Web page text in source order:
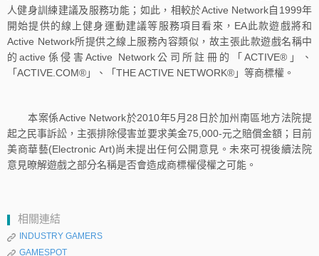
人健身訓練建議及服務功能；如此，相較於Active Network自1999年
開始提供的線上健身運動建議等服務項目看來，EA此款遊戲將和
Active Network所提供之線上服務內容類似，故主張此款遊戲名稱中
的active係侵害Active Network公司所註冊的「ACTIVE®」、
「ACTIVE.COM®」、「THE ACTIVE NETWORK®」等商標權。
本案係Active Network於2010年5月28日於加州南區地方法院提
起之民事訴訟，主張排除侵害並要求美金75,000-元之賠償金額；目前
美商華藝(Electronic Art)尚未提出任何公開意見。未來可視後續法院
意見暸解遊戲之部分名稱是否會造成商標權侵權之可能。
相關連結
INDUSTRY GAMERS
GAMESPOT